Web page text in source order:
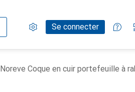
Paramètres
Compte clientSe connecter
Listes de comparaison
Listes d'envies
Panier
Noreve Coque en cuir portefeuille à